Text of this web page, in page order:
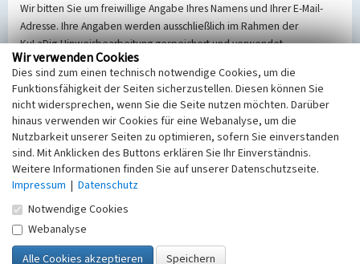
Wir bitten Sie um freiwillige Angabe Ihres Namens und Ihrer E-Mail-
Adresse. Ihre Angaben werden ausschließlich im Rahmen der
KuLaDig-Hinweisbearbeitung gespeichert und verwendet.
Selbstverständlich werden diese entsprechend der Vorschriften des
Telemediengesetzes, des Datenschutzgesetzes NRW und der seit
dem 25.05.2018 gültigen Europäischen Datenschutzgrundverordnung
(EU-DSGVO) vertraulich behandelt, beachten Sie bitte unsere
Hinweise zumDatenschutz
Nachricht
SicherheitsabfrageTragen Sie unten das Rechenergebnis aus der
Wir verwenden Cookies
Dies sind zum einen technisch notwendige Cookies, um die
Funktionsfähigkeit der Seiten sicherzustellen. Diesen können Sie
nicht widersprechen, wenn Sie die Seite nutzen möchten. Darüber
hinaus verwenden wir Cookies für eine Webanalyse, um die
Nutzbarkeit unserer Seiten zu optimieren, sofern Sie einverstanden
sind. Mit Anklicken des Buttons erklären Sie Ihr Einverständnis.
Weitere Informationen finden Sie auf unserer Datenschutzseite.
Impressum | Datenschutz
Notwendige Cookies
Webanalyse